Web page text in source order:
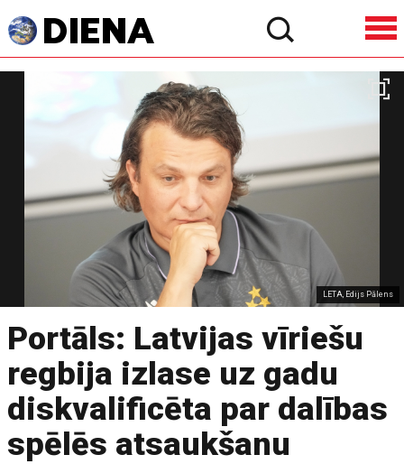
LETA, Edijs Pālens
Portāls: Latvijas vīriešu
regbija izlase uz gadu
diskvalificēta par dalības
spēlēs atsaukšanu